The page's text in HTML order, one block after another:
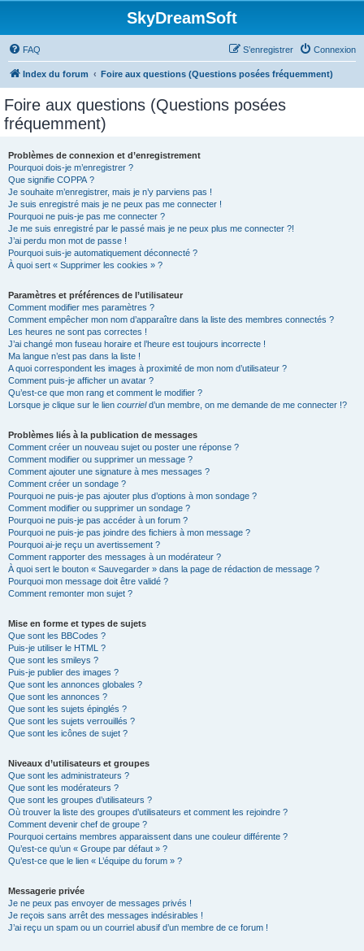
SkyDreamSoft
FAQ Connexion
S’enregistrer
Index du forum Foire aux questions (Questions posées fréquemment)
Foire aux questions (Questions posées
fréquemment)
Problèmes de connexion et d’enregistrement
Pourquoi dois-je m’enregistrer ?
Que signifie COPPA ?
Je souhaite m’enregistrer, mais je n’y parviens pas !
Je suis enregistré mais je ne peux pas me connecter !
Pourquoi ne puis-je pas me connecter ?
Je me suis enregistré par le passé mais je ne peux plus me connecter ?!
J’ai perdu mon mot de passe !
Pourquoi suis-je automatiquement déconnecté ?
À quoi sert « Supprimer les cookies » ?
Paramètres et préférences de l’utilisateur
Comment modifier mes paramètres ?
Comment empêcher mon nom d’apparaître dans la liste des membres connectés ?
Les heures ne sont pas correctes !
J’ai changé mon fuseau horaire et l’heure est toujours incorrecte !
Ma langue n’est pas dans la liste !
A quoi correspondent les images à proximité de mon nom d’utilisateur ?
Comment puis-je afficher un avatar ?
Qu’est-ce que mon rang et comment le modifier ?
Lorsque je clique sur le lien courrield’un membre, on me demande de me connecter !?
Problèmes liés à la publication de messages
Comment créer un nouveau sujet ou poster une réponse ?
Comment modifier ou supprimer un message ?
Comment ajouter une signature à mes messages ?
Comment créer un sondage ?
Pourquoi ne puis-je pas ajouter plus d’options à mon sondage ?
Comment modifier ou supprimer un sondage ?
Pourquoi ne puis-je pas accéder à un forum ?
Pourquoi ne puis-je pas joindre des fichiers à mon message ?
Pourquoi ai-je reçu un avertissement ?
Comment rapporter des messages à un modérateur ?
À quoi sert le bouton « Sauvegarder » dans la page de rédaction de message ?
Pourquoi mon message doit être validé ?
Comment remonter mon sujet ?
Mise en forme et types de sujets
Que sont les BBCodes ?
Puis-je utiliser le HTML ?
Que sont les smileys ?
Puis-je publier des images ?
Que sont les annonces globales ?
Que sont les annonces ?
Que sont les sujets épinglés ?
Que sont les sujets verrouillés ?
Que sont les icônes de sujet ?
Niveaux d’utilisateurs et groupes
Que sont les administrateurs ?
Que sont les modérateurs ?
Que sont les groupes d’utilisateurs ?
Où trouver la liste des groupes d’utilisateurs et comment les rejoindre ?
Comment devenir chef de groupe ?
Pourquoi certains membres apparaissent dans une couleur différente ?
Qu’est-ce qu’un « Groupe par défaut » ?
Qu’est-ce que le lien « L’équipe du forum » ?
Messagerie privée
Je ne peux pas envoyer de messages privés !
Je reçois sans arrêt des messages indésirables !
J’ai reçu un spam ou un courriel abusif d’un membre de ce forum !